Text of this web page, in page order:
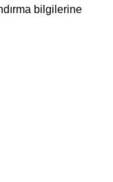
bilgilerine